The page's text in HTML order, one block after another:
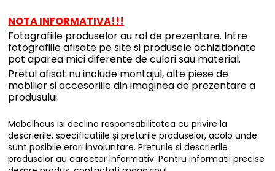
NOTA INFORMATIVA!!!
Fotografiile produselor au rol de prezentare. Intre
fotografiile afisate pe site si produsele achizitionate
pot aparea mici diferente de culori sau material.
Pretul afisat nu include montajul, alte piese de
mobilier si accesoriile din imaginea de prezentare a
produsului.
Mobelhaus isi declina responsabilitatea cu privire la
descrierile, specificatiile și preturile produselor, acolo unde
sunt posibile erori involuntare. Preturile si descrierile
produselor au caracter informativ. Pentru informatii precise